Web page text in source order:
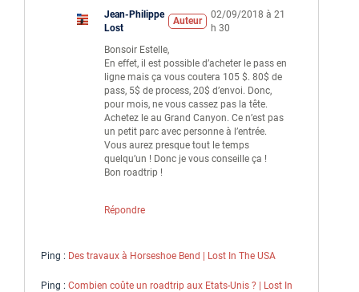
Jean-Philippe
Lost
Auteur
02/09/2018 à 21
h 30
Bonsoir Estelle,
En effet, il est possible d’acheter le pass en
ligne mais ça vous coutera 105 $. 80$ de
pass, 5$ de process, 20$ d’envoi. Donc,
pour mois, ne vous cassez pas la tête.
Achetez le au Grand Canyon. Ce n’est pas
un petit parc avec personne à l’entrée.
Vous aurez presque tout le temps
quelqu’un ! Donc je vous conseille ça !
Bon roadtrip !
Répondre
Ping : Des travaux à Horseshoe Bend | Lost In The USA
Ping : Combien coûte un roadtrip aux Etats-Unis ? | Lost In